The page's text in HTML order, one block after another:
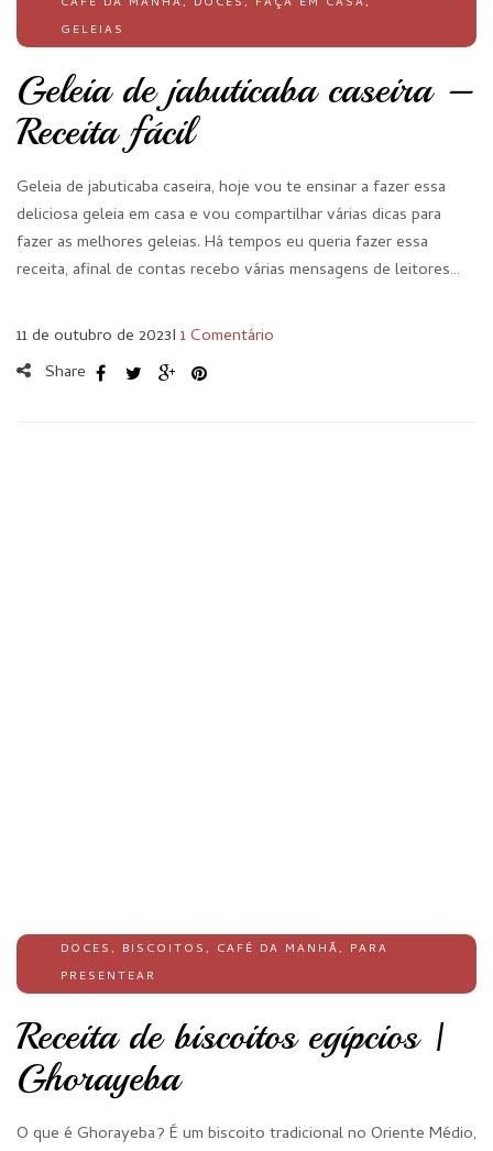
GELEIAS
Geleia de jabuticaba caseira –
Receita fácil
Geleia de jabuticaba caseira, hoje vou te ensinar a fazer essa
deliciosa geleia em casa e vou compartilhar várias dicas para
fazer as melhores geleias. Há tempos eu queria fazer essa
receita, afinal de contas recebo várias mensagens de leitores…
11 de outubro de 2023I 1 Comentário
Share
DOCES, BISCOITOS, CAFÉ DA MANHÃ, PARA
PRESENTEAR
Receita de biscoitos egípcios |
Ghorayeba
O que é Ghorayeba? É um biscoito tradicional no Oriente Médio,